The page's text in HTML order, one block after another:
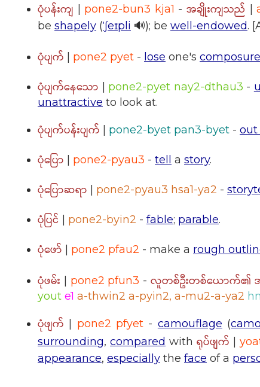
ပုံပန်းကျ | pone2-bun3 kja1 -အချိုးကျသည် |
be shapely (ˈʃeɪpli 🔊); be well-endowed.
ပုံပျက် | pone2 pyet - lose one's composure
ပုံပျက်နေသော | pone2-pyet nay2-dthau3 -
unattractive to look at.
ပုံပျက်ပန်းပျက် | pone2-byet pan3-byet - out
ပုံပြော | pone2-pyau3 - tell a story.
ပုံပြောဆရာ | pone2-pyau3 hsa1-ya2 -
ပုံပြင် | pone2-byin2 - fable; parable.
ပုံဖော် | pone2 pfau2 - make a rough
ပုံဖမ်း | pone2 pfun3 -လူတစ်ဦးတစ်ယောက်၏ အ
yout e1 a-thwin2 a-pyin2, a-mu2-a-ya2
ပုံဖျက် | pone2 pfyet - camouflage (
surrounding,compared withရုပ်ဖျက် |
appearance, especially the face of a